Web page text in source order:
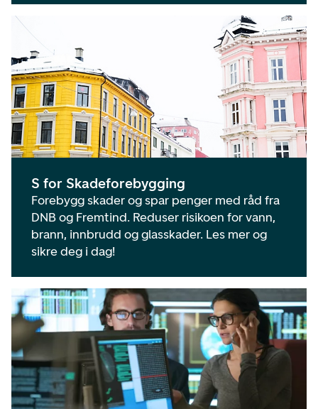
S for Skadeforebygging
Forebygg skader og spar penger med råd fra
DNB og Fremtind. Reduser risikoen for vann,
brann, innbrudd og glasskader. Les mer og
sikre deg i dag!